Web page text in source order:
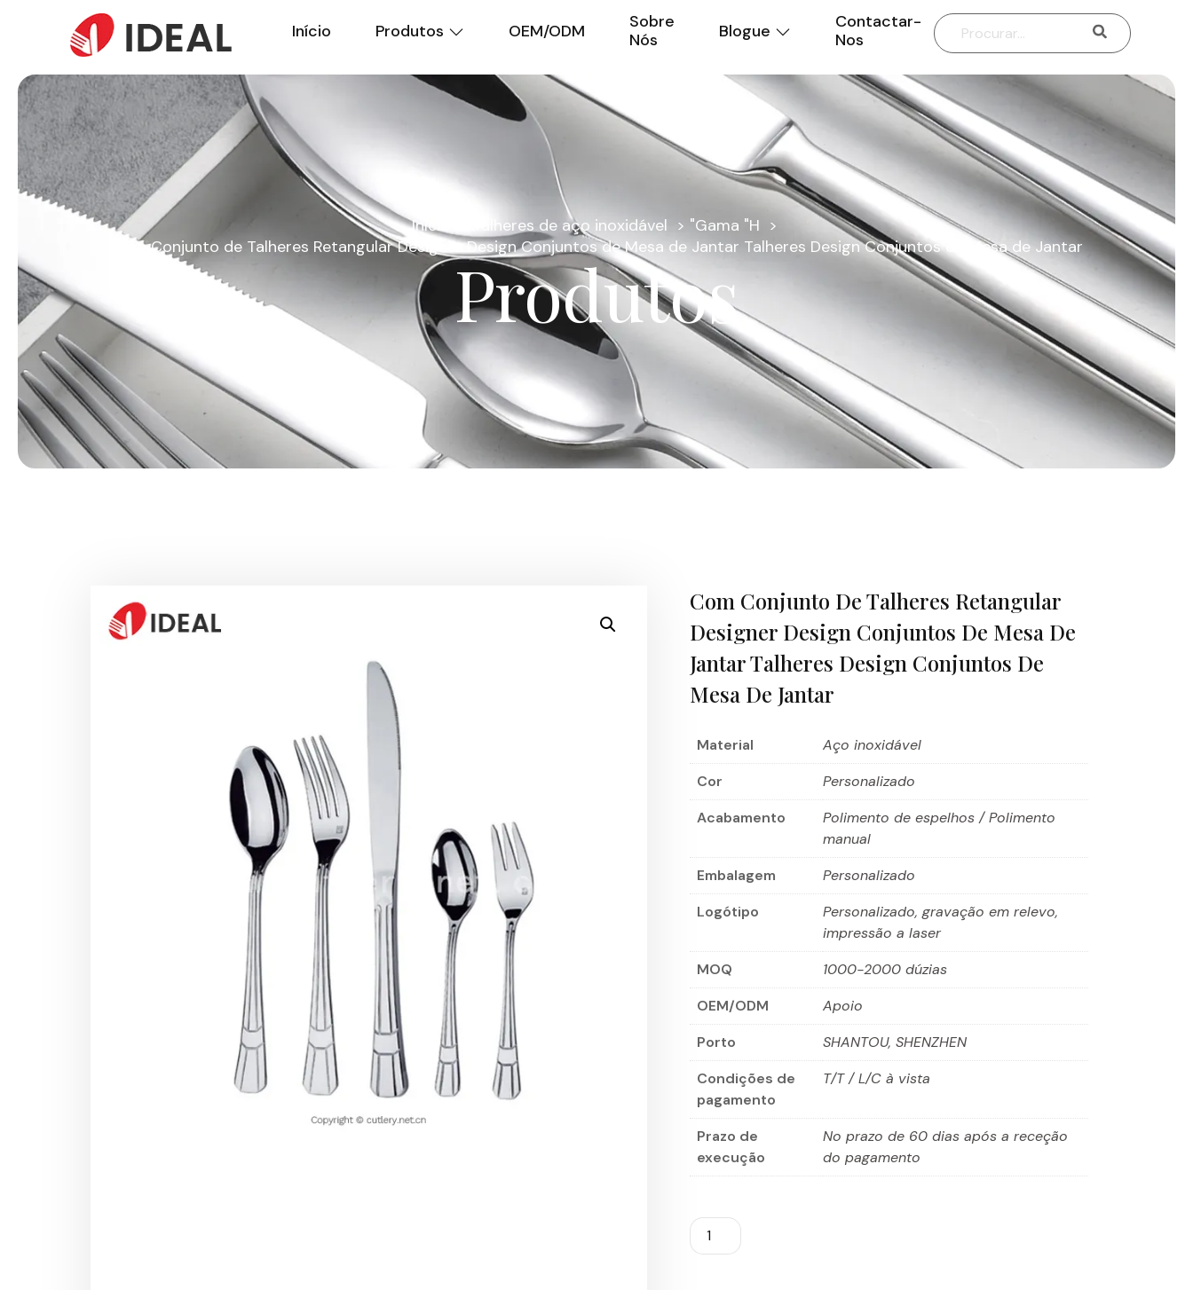
Início Produtos OEM/ODM
Sobre
Nós
Blogue
Contactar-
Nos
Início Talheres de aço inoxidável
"Gama "H
Com Conjunto de Talheres Retangular Designer Design Conjuntos de Mesa de Jantar Talheres Design Conjuntos de Mesa de Jantar
Produtos
Com Conjunto De Talheres Retangular
Designer Design Conjuntos De Mesa De
Jantar Talheres Design Conjuntos De
Mesa De Jantar
Material
Aço inoxidável
Cor
Personalizado
Acabamento
Polimento de espelhos / Polimento
manual
Embalagem
Personalizado
Logótipo
Personalizado, gravação em relevo,
impressão a laser
MOQ
1000-2000 dúzias
OEM/ODM
Apoio
Porto
SHANTOU, SHENZHEN
Condições de
pagamento
T/T / L/C à vista
Prazo de
execução
No prazo de 60 dias após a receção
do pagamento